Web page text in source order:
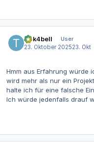
t1nk4bell
User
23. Oktober 202523. Okt
Hmm aus Erfahrung würde
wird mehr als nur ein
halte ich für eine falsche
Ich würde jedenfalls drauf